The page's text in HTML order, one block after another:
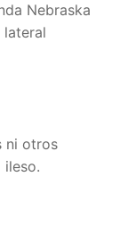
Nebraska
ni otros